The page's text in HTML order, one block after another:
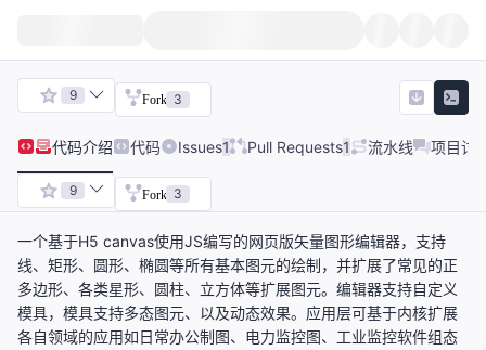
9 Fork 3
代码介绍 代码 Issues1 Pull Requests1 流水线 项目讨
9 Fork 3
一个基于H5 canvas使用JS编写的网页版矢量图形编辑器，支持
线、矩形、圆形、椭圆等所有基本图元的绘制，并扩展了常见的正
多边形、各类星形、圆柱、立方体等扩展图元。编辑器支持自定义
模具，模具支持多态图元、以及动态效果。应用层可基于内核扩展
各自领域的应用如日常办公制图、电力监控图、工业监控软件组态